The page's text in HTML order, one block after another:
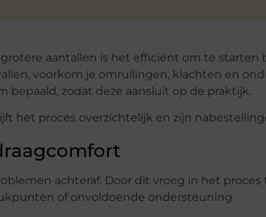
aantallen is het efficiënt om te starten
voorkom je omruilingen, klachten en
bepaald, zodat deze aansluit op de praktijk.
het proces overzichtelijk en zijn
achteraf. Door dit vroeg in het
of onvoldoende ondersteuning.